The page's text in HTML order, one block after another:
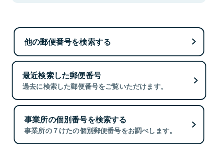
他の郵便番号を検索する
最近検索した郵便番号
過去に検索した郵便番号をご覧いただけます。
事業所の個別番号を検索する
事業所の７けたの個別郵便番号をお調べします。